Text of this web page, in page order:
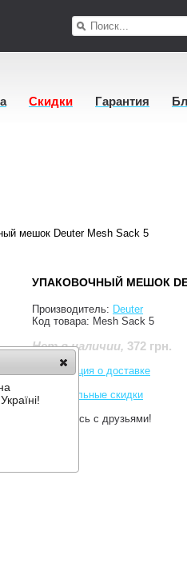
Скидки Гарантия
мешок Deuter Mesh Sack 5
УПАКОВОЧНЫЙ МЕШОК
Производитель: Deuter
Код товара: Mesh Sack 5
Нет в наличии, 372 грн.
Информация о доставке
Накопительные скидки
Поделитесь с друзьями!